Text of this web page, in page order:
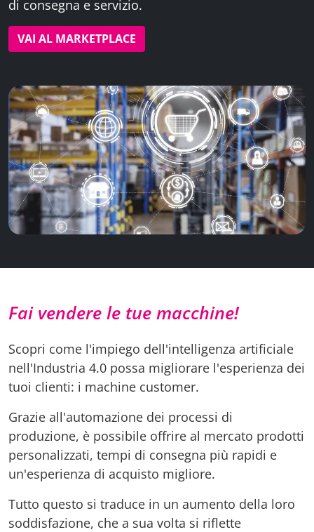
di consegna e servizio.
VAI AL MARKETPLACE
Fai vendere le tue macchine!
Scopri come l'impiego dell'intelligenza artificiale
nell'Industria 4.0 possa migliorare l'esperienza dei
tuoi clienti: i machine customer.
Grazie all'automazione dei processi di
produzione, è possibile offrire al mercato prodotti
personalizzati, tempi di consegna più rapidi e
un'esperienza di acquisto migliore.
Tutto questo si traduce in un aumento della loro
soddisfazione, che a sua volta si riflette